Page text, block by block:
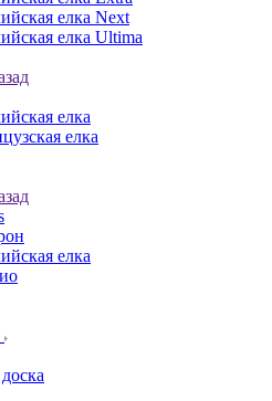
елка Next
елка Ultima
елка
елка
елка